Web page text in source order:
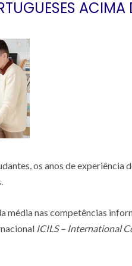
os anos de
média nas competências
ICILS – International